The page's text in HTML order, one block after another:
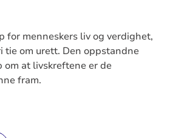
for menneskers liv og verdighet,
tie om urett. Den oppstandne
om at livskreftene er de
fram.